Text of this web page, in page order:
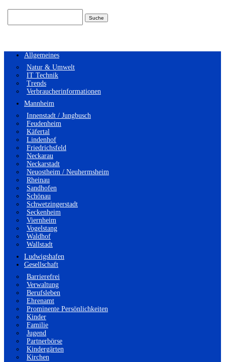
Allgemeines
Natur & Umwelt
IT Technik
Trends
Verbraucherinformationen
Mannheim
Innenstadt / Jungbusch
Feudenheim
Käfertal
Lindenhof
Friedrichsfeld
Neckarau
Neckarstadt
Neuostheim / Neuhermsheim
Rheinau
Sandhofen
Schönau
Schwetzingerstadt
Seckenheim
Viernheim
Vogelstang
Waldhof
Wallstadt
Ludwigshafen
Gesellschaft
Barrierefrei
Verwaltung
Berufsleben
Ehrenamt
Prominente Persönlichkeiten
Kinder
Familie
Jugend
Partnerbörse
Kindergärten
Kirchen